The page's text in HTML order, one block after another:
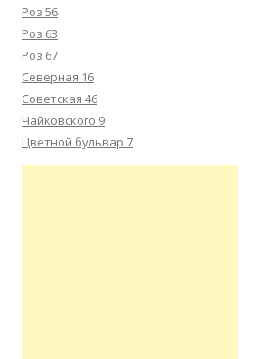
Роз 56
Роз 63
Роз 67
Северная 16
Советская 46
Чайковского 9
Цветной бульвар 7